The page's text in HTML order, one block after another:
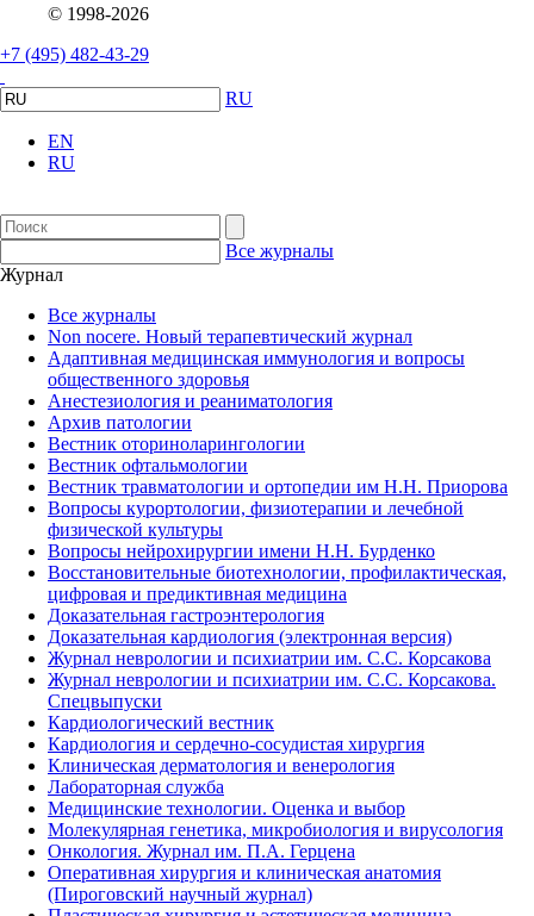
© 1998-2026
+7 (495) 482-43-29
RU
EN
RU
Все журналы
Журнал
Все журналы
Non nocere. Новый терапевтический журнал
Адаптивная медицинская иммунология и вопросы
общественного здоровья
Анестезиология и реаниматология
Архив патологии
Вестник оториноларингологии
Вестник офтальмологии
Вестник травматологии и ортопедии им Н.Н. Приорова
Вопросы курортологии, физиотерапии и лечебной
физической культуры
Вопросы нейрохирургии имени Н.Н. Бурденко
Восстановительные биотехнологии, профилактическая,
цифровая и предиктивная медицина
Доказательная гастроэнтерология
Доказательная кардиология (электронная версия)
Журнал неврологии и психиатрии им. С.С. Корсакова
Журнал неврологии и психиатрии им. С.С. Корсакова.
Спецвыпуски
Кардиологический вестник
Кардиология и сердечно-сосудистая хирургия
Клиническая дерматология и венерология
Лабораторная служба
Медицинские технологии. Оценка и выбор
Молекулярная генетика, микробиология и вирусология
Онкология. Журнал им. П.А. Герцена
Оперативная хирургия и клиническая анатомия
(Пироговский научный журнал)